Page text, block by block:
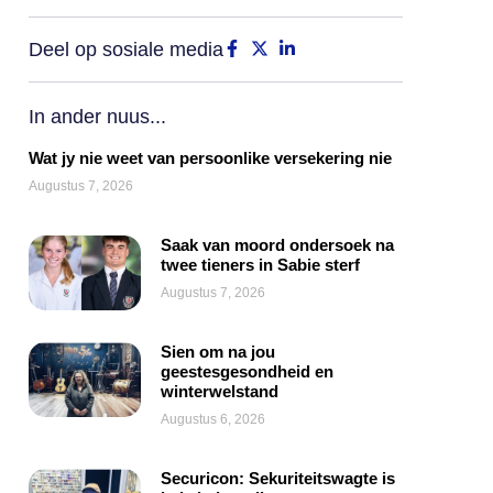
Deel op sosiale media
In ander nuus...
Wat jy nie weet van persoonlike versekering nie
Augustus 7, 2026
Saak van moord ondersoek na
twee tieners in Sabie sterf
Augustus 7, 2026
Sien om na jou
geestesgesondheid en
winterwelstand
Augustus 6, 2026
Securicon: Sekuriteitswagte is